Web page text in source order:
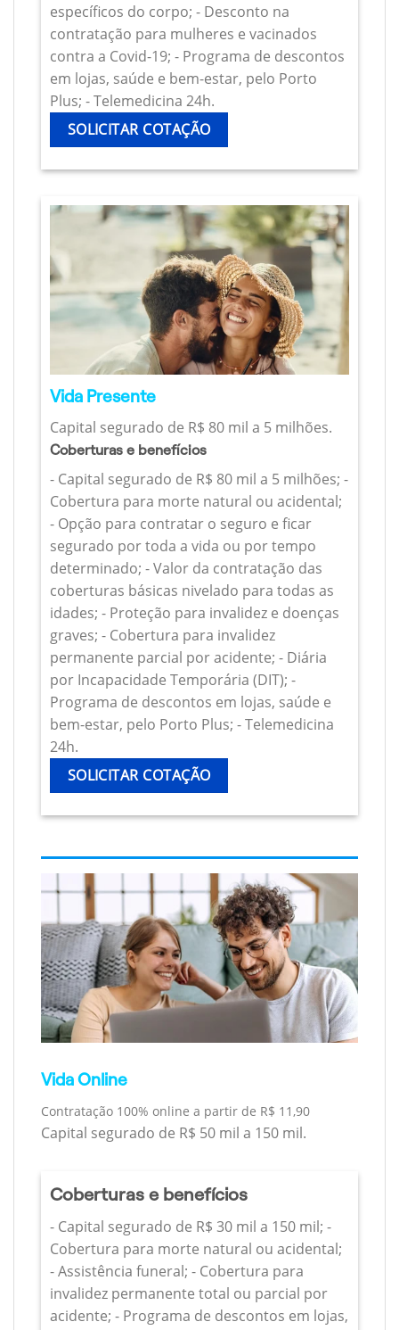
específicos do corpo; - Desconto na
contratação para mulheres e vacinados
contra a Covid-19; - Programa de descontos
em lojas, saúde e bem-estar, pelo Porto
Plus; - Telemedicina 24h.
SOLICITAR COTAÇÃO
Vida Presente
Capital segurado de R$ 80 mil a 5 milhões.
Coberturas e benefícios
- Capital segurado de R$ 80 mil a 5 milhões; -
Cobertura para morte natural ou acidental;
- Opção para contratar o seguro e ficar
segurado por toda a vida ou por tempo
determinado; - Valor da contratação das
coberturas básicas nivelado para todas as
idades; - Proteção para invalidez e doenças
graves; - Cobertura para invalidez
permanente parcial por acidente; - Diária
por Incapacidade Temporária (DIT); -
Programa de descontos em lojas, saúde e
bem-estar, pelo Porto Plus; - Telemedicina
24h.
SOLICITAR COTAÇÃO
Vida Online
Contratação 100% online a partir de R$ 11,90
Capital segurado de R$ 50 mil a 150 mil.
Coberturas e benefícios
- Capital segurado de R$ 30 mil a 150 mil; -
Cobertura para morte natural ou acidental;
- Assistência funeral; - Cobertura para
invalidez permanente total ou parcial por
acidente; - Programa de descontos em lojas,